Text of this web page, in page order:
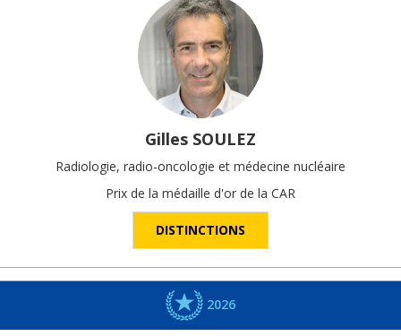
Gilles SOULEZ
Radiologie, radio-oncologie et médecine nucléaire
Prix de la médaille d'or de la CAR
DISTINCTIONS
2026